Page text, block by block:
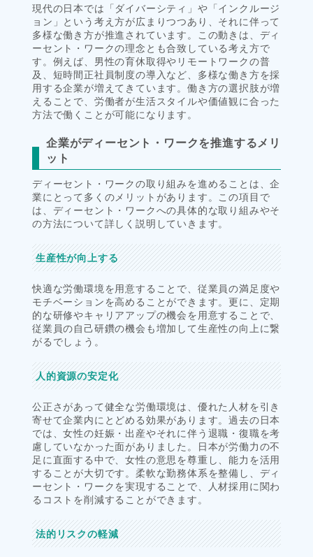
現代の日本では「ダイバーシティ」や「インクルージ
ョン」という考え方が広まりつつあり、それに伴って
多様な働き方が推進されています。この動きは、ディ
ーセント・ワークの理念とも合致している考え方で
す。例えば、男性の育休取得やリモートワークの普
及、短時間正社員制度の導入など、多様な働き方を採
用する企業が増えてきています。働き方の選択肢が増
えることで、労働者が生活スタイルや価値観に合った
方法で働くことが可能になります。
企業がディーセント・ワークを推進するメリ
ット
ディーセント・ワークの取り組みを進めることは、企
業にとって多くのメリットがあります。この項目で
は、ディーセント・ワークへの具体的な取り組みやそ
の方法について詳しく説明していきます。
生産性が向上する
快適な労働環境を用意することで、従業員の満足度や
モチベーションを高めることができます。更に、定期
的な研修やキャリアアップの機会を用意することで、
従業員の自己研鑽の機会も増加して生産性の向上に繋
がるでしょう。
人的資源の安定化
公正さがあって健全な労働環境は、優れた人材を引き
寄せて企業内にとどめる効果があります。過去の日本
では、女性の妊娠・出産やそれに伴う退職・復職を考
慮していなかった面がありました。日本が労働力の不
足に直面する中で、女性の意思を尊重し、能力を活用
することが大切です。柔軟な勤務体系を整備し、ディ
ーセント・ワークを実現することで、人材採用に関わ
るコストを削減することができます。
法的リスクの軽減